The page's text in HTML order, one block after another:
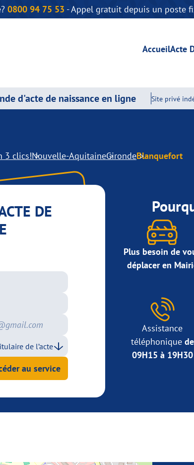
0800 94 75 53 - Appel gratuit depuis un poste
AccueilActe
d'acte de naissance en ligne Site privé
3 clics!Nouvelle-AquitaineGirondeBlanquefort
DE
au service
Plus besoin de
déplacer en
Assistance
téléphonique de
09H15 à 19H30